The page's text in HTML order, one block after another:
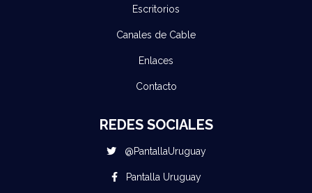
Escritorios
Canales de Cable
Enlaces
Contacto
REDES SOCIALES
@PantallaUruguay
Pantalla Uruguay